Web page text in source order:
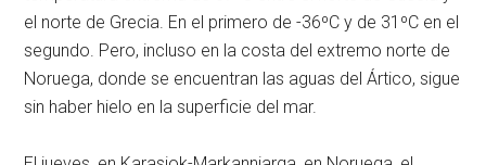
el norte de Grecia. En el primero de -36ºC y de 31ºC en el
segundo. Pero, incluso en la costa del extremo norte de
Noruega, donde se encuentran las aguas del Ártico, sigue
sin haber hielo en la superficie del mar.